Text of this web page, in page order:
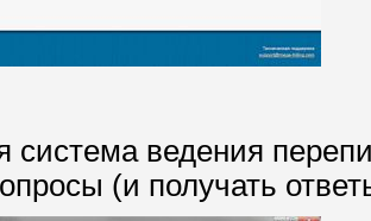
система ведения
(и получать